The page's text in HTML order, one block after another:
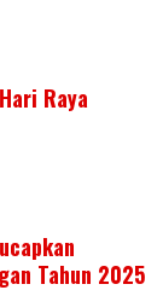
Raya
Tahun 2025